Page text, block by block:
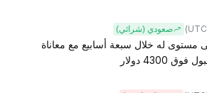
صعودي (شرائي)
مستوى له خلال سبعة أسابيع مع معاناة
4300 دولار